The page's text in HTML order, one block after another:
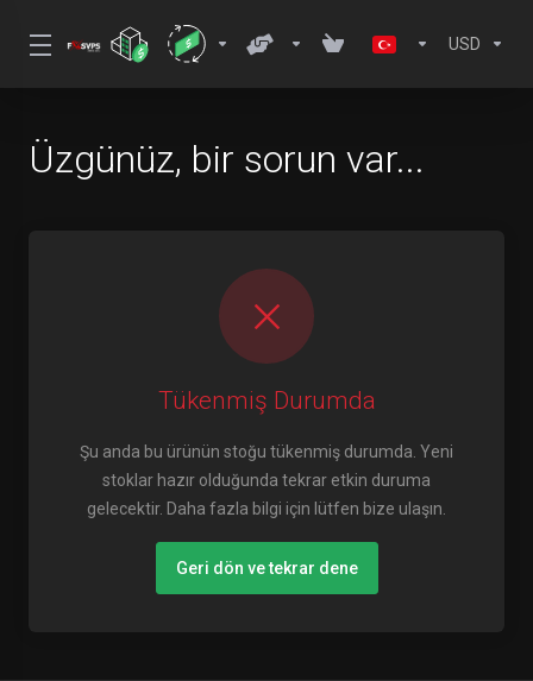
USD
Üzgünüz, bir sorun var...
Tükenmiş Durumda
Şu anda bu ürünün stoğu tükenmiş durumda. Yeni
stoklar hazır olduğunda tekrar etkin duruma
gelecektir. Daha fazla bilgi için lütfen bize ulaşın.
Geri dön ve tekrar dene